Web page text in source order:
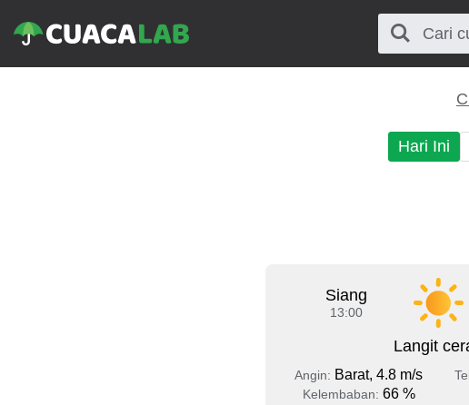
Hari Ini
Siang
13:00
Langit
Angin: Barat, 4.8 m/s
Kelembaban: 66 %